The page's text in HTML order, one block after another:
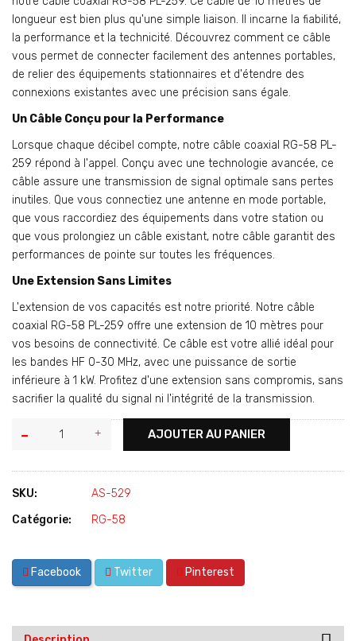
longueur est bien plus qu'une simple liaison. Il incarne la fiabilité,
la performance et la technicité. Découvrez comment ce câble
vous permet de connecter facilement des antennes portables,
de relier des équipements stationnaires et d'étendre des
connexions existantes avec une précision sans égale.
Un Câble Conçu pour la Performance
Lorsque chaque décibel compte, notre câble coaxial RG-58 PL-
259 répond à l'appel. Conçu avec une technologie avancée, ce
câble assure une transmission de signal optimale sans pertes
inutiles. Que vous connectiez une antenne en mode portable,
que vous raccordiez des équipements dans votre station ou
que vous prolongiez un câble existant, notre câble garantit des
performances de pointe sur toutes les fréquences.
Une Extension Sans Limites
L'extension de vos capacités est notre priorité. Notre câble
coaxial RG-58 PL-259 offre une extension de 10 mètres pour
vos besoins de connectivité. Ce câble est votre allié idéal pour
les bandes HF 0-30 MHz, avec une puissance de sortie
inférieure à 1 kW. Profitez d'une extension sans compromis, sans
sacrifier la qualité du signal ni l'intégrité de la transmission.
AJOUTER AU PANIER
SKU:
AS-529
Catégorie:
RG-58
Facebook Twitter Pinterest